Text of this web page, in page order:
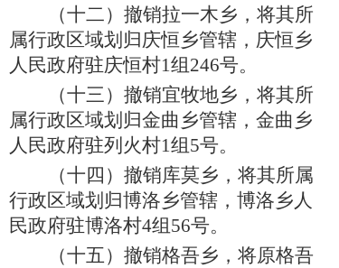
（十二） 撤销拉一木乡，将其所
属行政区域划归庆恒乡管辖，庆恒乡
人民政府驻庆恒村1组246号。
（十三） 撤销宜牧地乡，将其所
属行政区域划归金曲乡管辖，金曲乡
人民政府驻列火村1组5号。
（十四） 撤销库莫乡，将其所属
行政区域划归博洛乡管辖，博洛乡人
民政府驻博洛村4组56号。
（十五） 撤销格吾乡，将原格吾